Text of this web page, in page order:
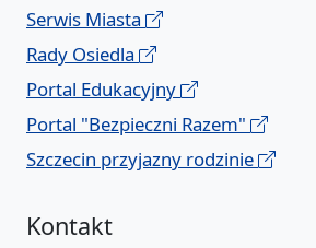
Serwis Miasta
Rady Osiedla
Portal Edukacyjny
Portal "Bezpieczni Razem"
Szczecin przyjazny rodzinie
Kontakt